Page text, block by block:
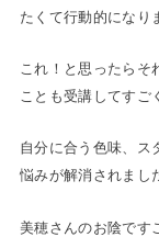
たくて行動的になり
これ！と思ったらそ
ことも受講してすご
自分に合う色味、ス
悩みが解消されまし
美穂さんのお陰です